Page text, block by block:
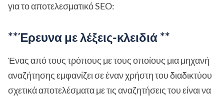
για το αποτελεσματικό SEO:
**Έρευνα με λέξεις-κλειδιά **
Ένας από τους τρόπους με τους οποίους μια μηχανή
αναζήτησης εμφανίζει σε έναν χρήστη του διαδικτύου
σχετικά αποτελέσματα με τις αναζητήσεις του είναι να